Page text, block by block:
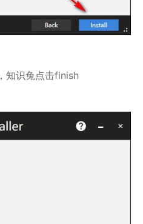
识兔点击finish